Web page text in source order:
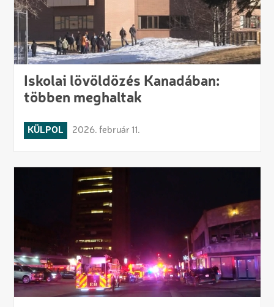
Iskolai lövöldözés Kanadában:
többen meghaltak
KÜLPOL 2026. február 11.